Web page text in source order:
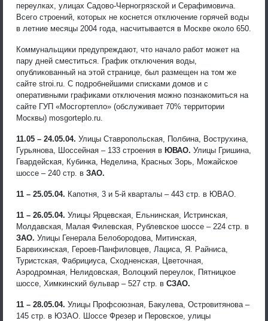
переулках, улицах Садово-Черногрязской и Серафимовича.
Всего строений, которых не коснется отключение горячей воды
в летние месяцы 2004 года, насчитывается в Москве около 650.
Коммунальщики предупреждают, что начало работ может на
пару дней сместиться. График отключения воды,
опубликованный на этой странице, был размещен на том же
сайте stroi.ru. С подробнейшими списками домов и с
оперативными графиками отключения можно познакомиться на
сайте ГУП «Мосгортепло» (обслуживает 70% территории
Москвы) mosgorteplo.ru.
11.05 – 24.05.04. Улицы Ставропольская, Полбина, Вострухина,
Гурьянова, Шоссейная – 133 строения в ЮВАО. Улицы Гришина,
Гвардейская, Кубинка, Неделина, Красных Зорь, Можайское
шоссе – 240 стр. в ЗАО.
11 – 25.05.04. Капотня, 3 и 5-й кварталы – 443 стр. в ЮВАО.
11 – 26.05.04. Улицы Ярцевская, Ельнинская, Истринская,
Молдавская, Малая Филевская, Рублевское шоссе – 224 стр. в
ЗАО. Улицы Генерала Белобородова, Митинская,
Барвихинская, Героев-Панфиловцев, Лациса, Я. Райниса,
Туристская, Фабрициуса, Сходненская, Цветочная,
Аэродромная, Нелидовская, Волоцкий переулок, Пятницкое
шоссе, Химкинский бульвар – 527 стр. в СЗАО.
11 – 28.05.04. Улицы Профсоюзная, Бакулева, Островитянова –
145 стр. в ЮЗАО. Шоссе Фрезер и Перовское, улицы